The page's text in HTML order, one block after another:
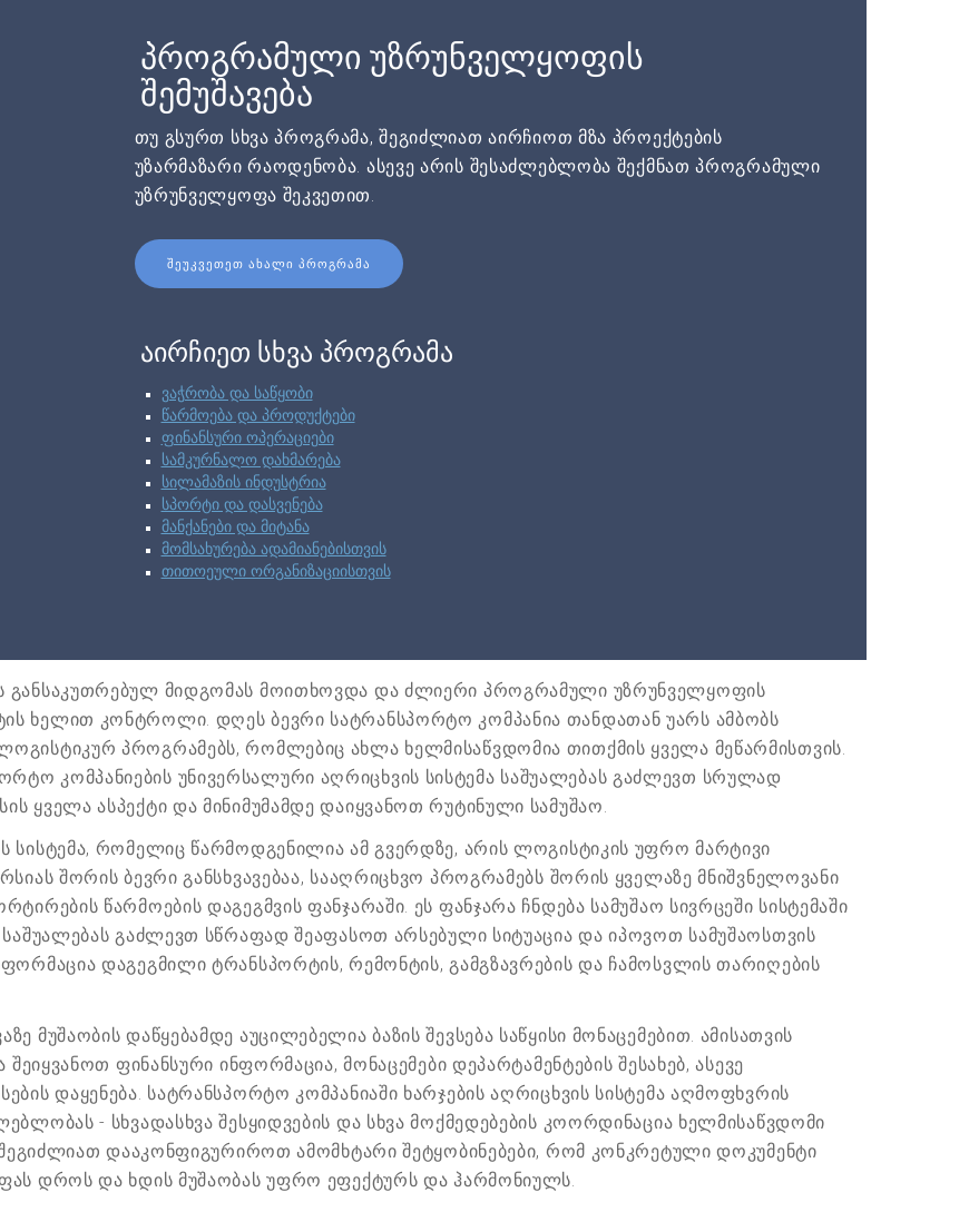
პროგრამული უზრუნველყოფის
შემუშავება
თუ გსურთ სხვა პროგრამა, შეგიძლიათ აირჩიოთ მზა პროექტების
უზარმაზარი რაოდენობა. ასევე არის შესაძლებლობა შექმნათ პროგრამული
უზრუნველყოფა შეკვეთით.
ᲨᲔᲣᲙᲕᲔᲗᲔᲗ ᲐᲮᲐᲚᲘ ᲞᲠᲝᲒᲠᲐᲛᲐ
აირჩიეთ სხვა პროგრამა
ვაჭრობა და საწყობი
წარმოება და პროდუქტები
ფინანსური ოპერაციები
სამკურნალო დახმარება
სილამაზის ინდუსტრია
სპორტი და დასვენება
მანქანები და მიტანა
მომსახურება ადამიანებისთვის
თითოეული ორგანიზაციისთვის
განსაკუთრებულ მიდგომას მოითხოვდა და ძლიერი პროგრამული უზრუნველყოფის
ხელით კონტროლი. დღეს ბევრი სატრანსპორტო კომპანია თანდათან უარს ამბობს
პროგრამებს, რომლებიც ახლა ხელმისაწვდომია თითქმის ყველა მეწარმისთვის.
კომპანიების უნივერსალური აღრიცხვის სისტემა საშუალებას გაძლევთ სრულად
ყველა ასპექტი და მინიმუმამდე დაიყვანოთ რუტინული სამუშაო.
სისტემა, რომელიც წარმოდგენილია ამ გვერდზე, არის ლოგისტიკის უფრო მარტივი
შორის ბევრი განსხვავებაა, სააღრიცხვო პროგრამებს შორის ყველაზე მნიშვნელოვანი
წარმოების დაგეგმვის ფანჯარაში. ეს ფანჯარა ჩნდება სამუშაო სივრცეში სისტემაში
გაძლევთ სწრაფად შეაფასოთ არსებული სიტუაცია და იპოვოთ სამუშაოსთვის
დაგეგმილი ტრანსპორტის, რემონტის, გამგზავრების და ჩამოსვლის თარიღების
მუშაობის დაწყებამდე აუცილებელია ბაზის შევსება საწყისი მონაცემებით. ამისათვის
ფინანსური ინფორმაცია, მონაცემები დეპარტამენტების შესახებ, ასევე
დაყენება. სატრანსპორტო კომპანიაში ხარჯების აღრიცხვის სისტემა აღმოფხვრის
- სხვადასხვა შესყიდვების და სხვა მოქმედებების კოორდინაცია ხელმისაწვდომი
შეგიძლიათ დააკონფიგურიროთ ამომხტარი შეტყობინებები, რომ კონკრეტული დოკუმენტი
დროს და ხდის მუშაობას უფრო ეფექტურს და ჰარმონიულს.